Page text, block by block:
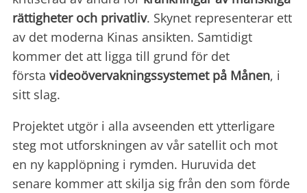
rättigheter och privatliv. Skynet representerar ett
av det moderna Kinas ansikten. Samtidigt
kommer det att ligga till grund för det
första videoövervakningssystemet på Månen, i
sitt slag.
Projektet utgör i alla avseenden ett ytterligare
steg mot utforskningen av vår satellit och mot
en ny kapplöpning i rymden. Huruvida det
senare kommer att skilja sig från den som förde